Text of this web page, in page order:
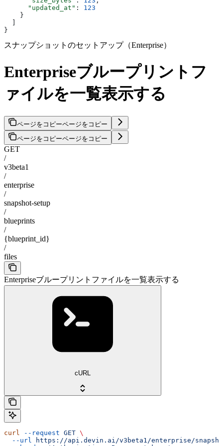
      "updated_at"
: 123
    }
}
スナップショットのセットアップ（Enterprise）
Enterpriseブループリントフ
ァイルを一覧表示する
ページをコピーページをコピー
ページをコピーページをコピー
GET
/
v3beta1
/
enterprise
/
snapshot-setup
/
blueprints
/
{blueprint_id}
/
files
Enterpriseブループリントファイルを一覧表示する
cURL
curl --request GET \
  --url
https://api.devin.ai/v3beta1/enterprise/